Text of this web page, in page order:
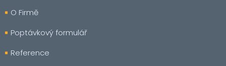
a O Firmě
Poptávkový formulář
Reference